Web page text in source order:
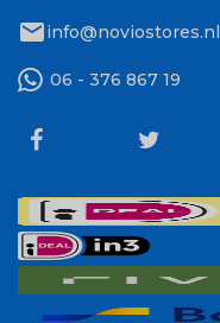
mailinfo@noviostores.nl
06 - 376 867 19